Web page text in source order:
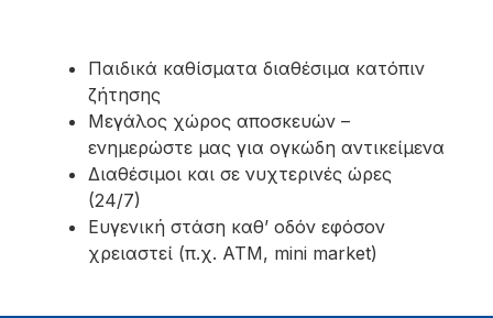
Παιδικά καθίσματα διαθέσιμα κατόπιν
ζήτησης
Μεγάλος χώρος αποσκευών –
ενημερώστε μας για ογκώδη αντικείμενα
Διαθέσιμοι και σε νυχτερινές ώρες
(24/7)
Ευγενική στάση καθ’ οδόν εφόσον
χρειαστεί (π.χ. ATM, mini market)